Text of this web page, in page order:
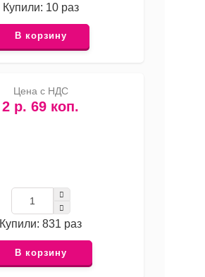
Купили: 10 раз
В корзину
Цена с НДС
2 р. 69 коп.
Купили: 831 раз
В корзину